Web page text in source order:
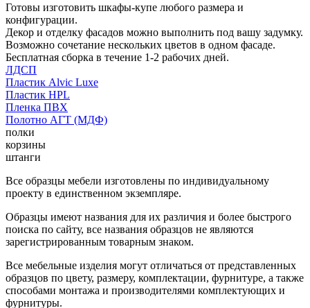
Готовы изготовить шкафы-купе любого размера и
конфигурации.
Декор и отделку фасадов можно выполнить под вашу задумку.
Возможно сочетание нескольких цветов в одном фасаде.
Бесплатная сборка в течение 1-2 рабочих дней.
ЛДСП
Пластик Alvic Luxe
Пластик HPL
Пленка ПВХ
Полотно АГТ (МДФ)
полки
корзины
штанги
Все образцы мебели изготовлены по индивидуальному
проекту в единственном экземпляре.
Образцы имеют названия для их различия и более быстрого
поиска по сайту, все названия образцов не являются
зарегистрированным товарным знаком.
Все мебельные изделия могут отличаться от представленных
образцов по цвету, размеру, комплектации, фурнитуре, а также
способами монтажа и производителями комплектующих и
фурнитуры.